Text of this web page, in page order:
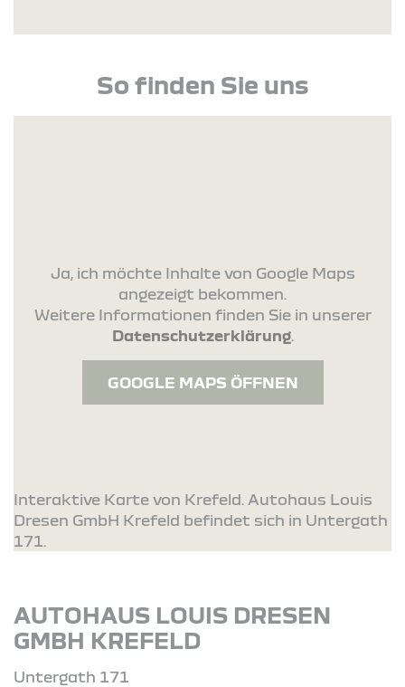
So finden Sie uns
Ja, ich möchte Inhalte von Google Maps
angezeigt bekommen.
Weitere Informationen finden Sie in unserer
Datenschutzerklärung.
GOOGLE MAPS ÖFFNEN
Interaktive Karte von Krefeld. Autohaus Louis
Dresen GmbH Krefeld befindet sich in Untergath
171.
AUTOHAUS LOUIS DRESEN
GMBH KREFELD
Untergath 171